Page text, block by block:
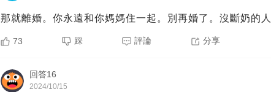
那就離婚。你永遠和你媽媽住一起。別再婚了。沒斷奶的
73 踩 評論 分享
回答16
2024/10/15